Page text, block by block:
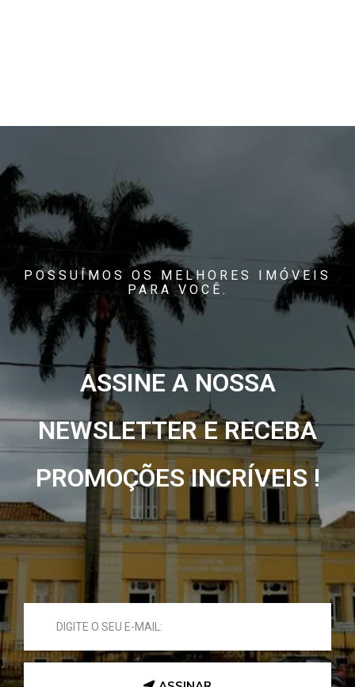
POSSUÍMOS OS MELHORES IMÓVEIS
PARA VOCÊ.
ASSINE A NOSSA
NEWSLETTER E RECEBA
PROMOÇÕES INCRÍVEIS !